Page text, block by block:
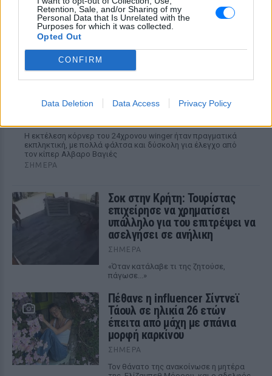
Retention, Sale, and/or Sharing of my
Personal Data that Is Unrelated with the
Purposes for which it was collected.
Opted Out
CONFIRM
Data Deletion Data Access Privacy Policy
Το φοβερό βίντεο της Αρσεναλ από την νέα
εντυπωσιακή ασίστ του Χρήστου Τζόλη, δείτε
Η εκτέλεση κόρνερ του 24χρονου winger ήταν πραγματικά
εκπληκτική, με πολλά φάλτσα και δύσκολη για έλεγχο από
τον κίπερ Αλβαρο Βαγιές
ΣΉΜΕΡΑ
Σοκ στην Κρήτη: Τουρίστας
επιχείρησε να χρηματίσει
υπάλληλο για του επιτρέψει να
ασελγήσει σε ανήλικη
ΣΉΜΕΡΑ
«Όταν κατάλαβε τι της ζητούσε,
πάγωσε...»
Πέθανε η influencer Σίντνεϊ
Τάουλ σε ηλικία 26 ετών
έπειτα από μάχη με σπάνια
μορφή καρκίνου
ΣΉΜΕΡΑ
Τον θάνατο της ανακοίνωσε η μητέρα